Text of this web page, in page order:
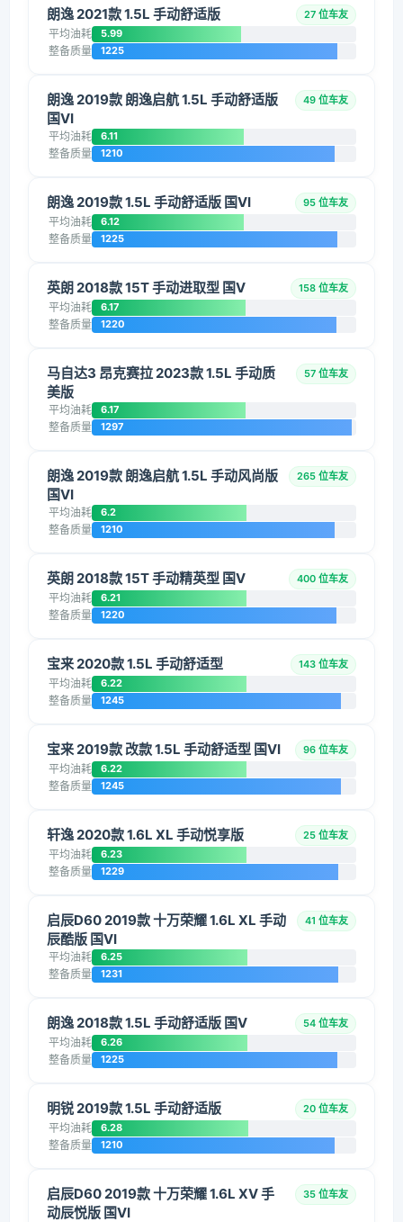
朗逸 2021款 1.5L 手动舒适版 27 位车友
平均油耗 5.99
整备质量 1225
朗逸 2019款 朗逸启航 1.5L 手动舒适版
国VI
49 位车友
平均油耗 6.11
整备质量 1210
朗逸 2019款 1.5L 手动舒适版 国VI 95 位车友
平均油耗 6.12
整备质量 1225
英朗 2018款 15T 手动进取型 国V 158 位车友
平均油耗 6.17
整备质量 1220
马自达3 昂克赛拉 2023款 1.5L 手动质
美版
57 位车友
平均油耗 6.17
整备质量 1297
朗逸 2019款 朗逸启航 1.5L 手动风尚版
国VI
265 位车友
平均油耗 6.2
整备质量 1210
英朗 2018款 15T 手动精英型 国V 400 位车友
平均油耗 6.21
整备质量 1220
宝来 2020款 1.5L 手动舒适型 143 位车友
平均油耗 6.22
整备质量 1245
宝来 2019款 改款 1.5L 手动舒适型 国VI 96 位车友
平均油耗 6.22
整备质量 1245
轩逸 2020款 1.6L XL 手动悦享版 25 位车友
平均油耗 6.23
整备质量 1229
启辰D60 2019款 十万荣耀 1.6L XL 手动
辰酷版 国VI
41 位车友
平均油耗 6.25
整备质量 1231
朗逸 2018款 1.5L 手动舒适版 国V 54 位车友
平均油耗 6.26
整备质量 1225
明锐 2019款 1.5L 手动舒适版 20 位车友
平均油耗 6.28
整备质量 1210
启辰D60 2019款 十万荣耀 1.6L XV 手
动辰悦版 国VI
35 位车友